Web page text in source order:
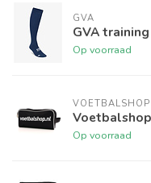
GVA
GVA
Op voorraad
Op voorraad